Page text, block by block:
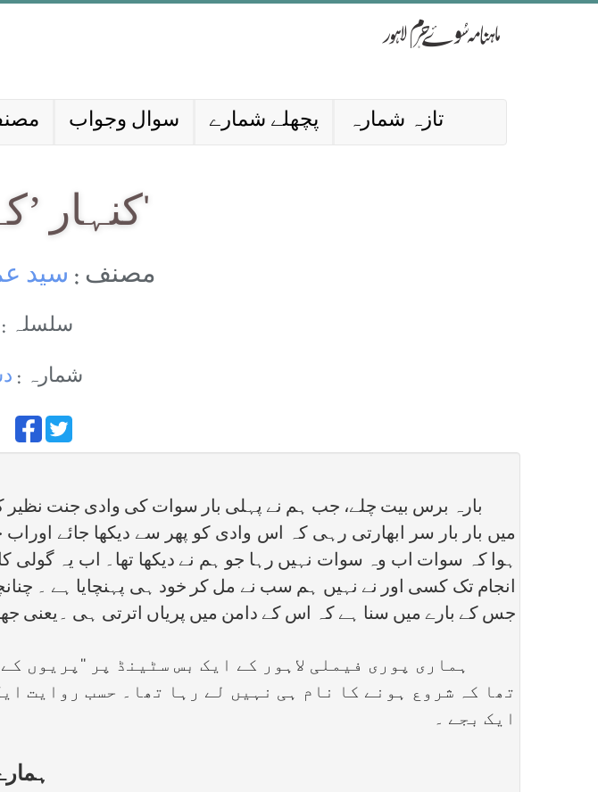
سوال وجواب پچھلے شمارے تازہ شمارہ
‘کنہار
مصنف : سید
سلسلہ :
شمارہ :
بارہ برس بیت چلے، جب ہم نے پہلی بار سوات کی وادی جنت نظیر
میں بار بار سر ابھارتی رہی کہ اس وادی کو پھر سے دیکھا جائے
ہوا کہ سوات اب وہ سوات نہیں رہا جو ہم نے دیکھا تھا۔ اب یہ گولی کا
انجام تک کسی اور نے نہیں ہم سب نے مل کر خود ہی پہنچایا ہے ۔
جس کے بارے میں سنا ہے کہ اس کے دامن میں پریاں اترتی ہی ۔یعنی
ہماری پوری فیملی لاہور کے ایک بس سٹینڈ پر ‘‘پریوں
تھا کہ شروع ہونے کا نام ہی نہیں لے رہا تھا۔ حسب روایت
ایک بجے ۔